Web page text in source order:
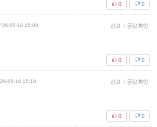
0
0
26-05-16 15:00 신고 | 공감 확인
0
0
26-05-16 15:19 신고 | 공감 확인
0
0